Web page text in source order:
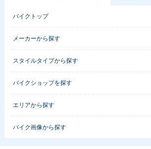
バイクトップ
メーカーから探す
スタイルタイプから探す
バイクショップを探す
エリアから探す
バイク画像から探す